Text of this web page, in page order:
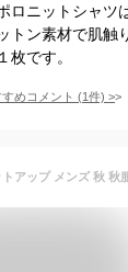
ロニットシャツ
トン素材で肌触
枚です。
めコメント (1件) >